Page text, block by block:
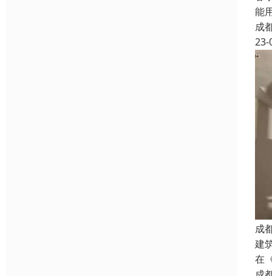
能
成
23-
成
建
在